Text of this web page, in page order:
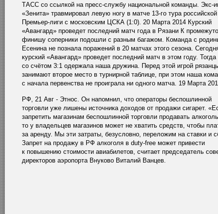
ТАСС со ссылкой на пресс-службу национальной команды. Экс-
«Зенита» травмировал левую ногу в матче 13-го тура российской
Премьер-лиги с московским ЦСКА (1:0). 20 Марта 2014 Курский
«Авангард» проведет последний матч года в Рязани К
финишу соперники подошли с разным багажом. Команда с
Есенина не познала поражений в 20 матчах этого сезона.
курский «Авангард» проведет последний матч в этом году.
со счётом 3:1 одержала наша дружина. Перед этой игрой
занимают второе место в турнирной таблице, при этом наша
с начала первенства не проиграла ни одного матча. 19 Марта
РФ, 21 Авг - Этнос. Он напомнил, что операторы беспошлинной
торговли уже лишены источника доходов от продажи сигарет.
запретить магазинам беспошлинной торговли продавать
то у владельцев магазинов может не хватить средств, чтобы
за аренду. Мы эти затраты, безусловно, переложим на ставки и
Запрет на продажу в РФ алкоголя в duty-free может привести
к повышению стоимости авиабилетов, считает председатель
директоров аэропорта Внуково Виталий Ванцев.